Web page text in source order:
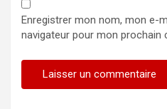
Enregistrer mon nom, mon e-
navigateur pour mon prochain